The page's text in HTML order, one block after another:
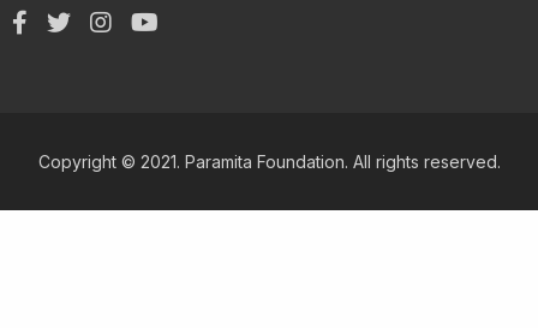
Copyright © 2021. Paramita Foundation. All rights reserved.